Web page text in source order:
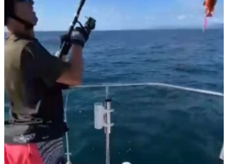
Soulman
waka☆=
YUKI☆
たっちー